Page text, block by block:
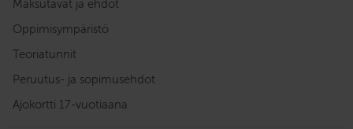
Maksutavat ja ehdot
Oppimisympäristö
Teoriatunnit
Peruutus- ja sopimusehdot
Ajokortti 17-vuotiaana